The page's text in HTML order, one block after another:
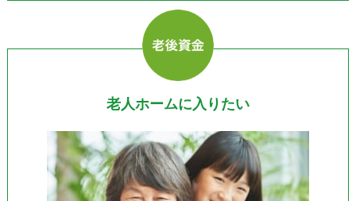
老人ホームに入りたい